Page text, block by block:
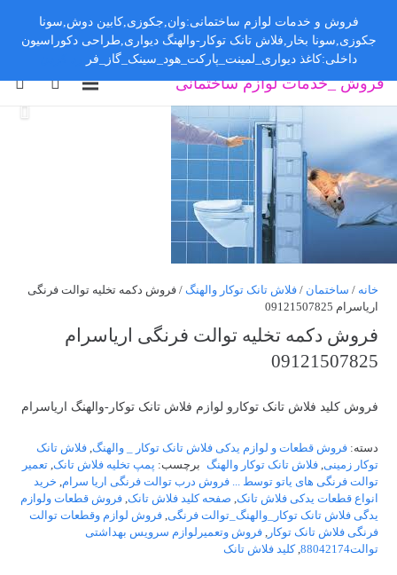
فروش _خدمات لوازم ساختمانی
خانه / ساختمان / فلاش تانک توکار والهنگ / فروش دکمه تخلیه توالت فرنگی
اریاسرام 09121507825
فروش دکمه تخلیه توالت فرنگی اریاسرام
09121507825
فروش کلید فلاش تانک توکارو لوازم فلاش تانک توکار-والهنگ اریاسرام
دسته: فروش قطعات و لوازم یدکی فلاش تانک توکار _ والهنگ, فلاش تانک
توکار زمینی, فلاش تانک توکار والهنگ برچسب: پمپ تخلیه فلاش تانک,تعمیر
توالت فرنگی های یاتو توسط ... فروش درب توالت فرنگی اریا سرام, خرید
انواع قطعات یدکی فلاش تانک, صفحه کلید فلاش تانک, فروش قطعات ولوازم
یدگی فلاش تانک توکار_والهنگ_توالت فرنگی, فروش لوازم وقطعات توالت
فرنگی فلاش تانک توکار , فروش وتعمیرلوازم سرویس بهداشتی
توالت88042174
, کلید فلاش تانک
فروش و خدمات لوازم ساختمانی:وان,جکوزی,کابین دوش,سونا
جکوزی,سونا بخار,فلاش تانک توکار-والهنگ دیواری,طراحی دکوراسیون
داخلی:کاغذ دیواری_لمینت_پارکت_هود_سینک_گاز_فر